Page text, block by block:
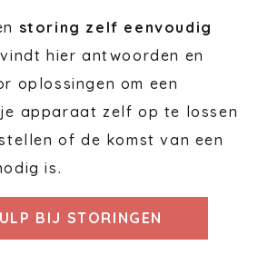
storing zelf eenvoudig
hier antwoorden en
oplossingen om een
apparaat zelf op te lossen
of de komst van een
is.
BIJ STORINGEN